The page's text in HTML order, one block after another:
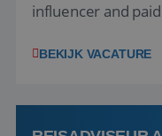
influencer and
locally. The role
Attractive
BEKIJK VACATURE